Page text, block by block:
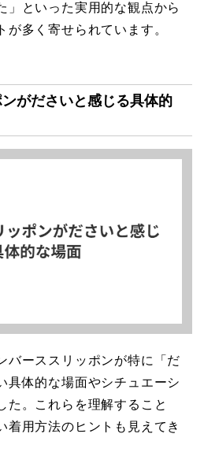
」といった実用的な観点から
多く寄せられています。
がださいと感じる具体的
バーススリッポンが特に「だ
具体的な場面やシチュエーシ
た。これらを理解すること
着用方法のヒントも見えてき